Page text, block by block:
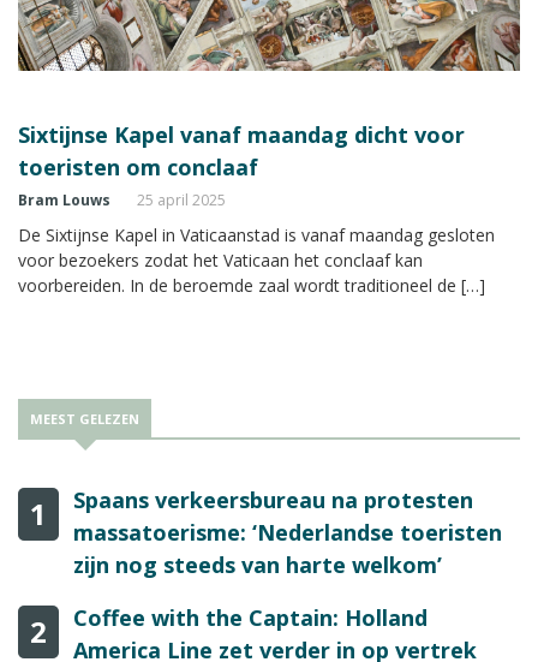
Sixtijnse Kapel vanaf maandag dicht voor
toeristen om conclaaf
Bram Louws 25 april 2025
De Sixtijnse Kapel in Vaticaanstad is vanaf maandag gesloten
voor bezoekers zodat het Vaticaan het conclaaf kan
voorbereiden. In de beroemde zaal wordt traditioneel de […]
MEEST GELEZEN
1
Spaans verkeersbureau na protesten
massatoerisme: ‘Nederlandse toeristen
zijn nog steeds van harte welkom’
2
Coffee with the Captain: Holland
America Line zet verder in op vertrek